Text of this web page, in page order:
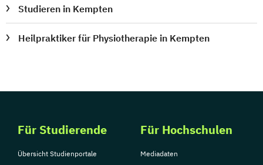
Studieren in Kempten
Heilpraktiker für Physiotherapie in Kempten
Für Studierende
Übersicht Studienportale
Für Hochschulen
Mediadaten